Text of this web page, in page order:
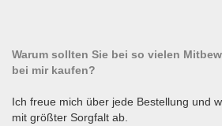
Warum sollten Sie bei so vielen
bei mir kaufen?
Ich freue mich über jede Bestellung und
mit größter Sorgfalt ab.